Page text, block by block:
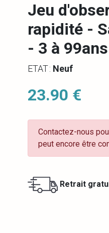
Jeu
rapidité -
- 3 à 99ans
ETAT : Neuf
23.90 €
Contactez-nous
peut encore être
Retrait